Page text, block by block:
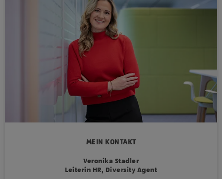
MEIN KONTAKT
Veronika Stadler
Leiterin HR, Diversity Agent